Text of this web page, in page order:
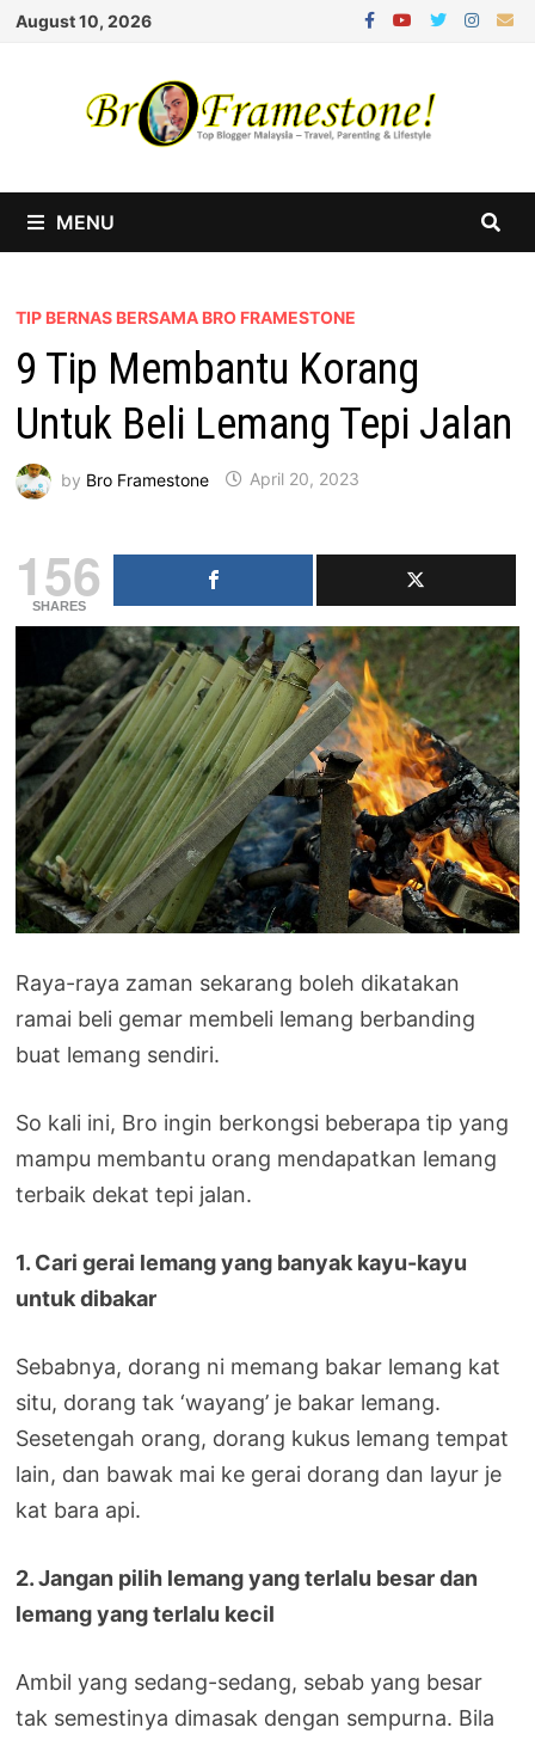
Skip
August 10, 2026
MENU
TIP BERNAS BERSAMA BRO FRAMESTONE
9 Tip Membantu Korang
Untuk Beli Lemang Tepi Jalan
by Bro Framestone April 20, 2023
156
SHARES
Raya-raya zaman sekarang boleh dikatakan
ramai beli gemar membeli lemang berbanding
buat lemang sendiri.
So kali ini, Bro ingin berkongsi beberapa tip yang
mampu membantu orang mendapatkan lemang
terbaik dekat tepi jalan.
1. Cari gerai lemang yang banyak kayu-kayu
untuk dibakar
Sebabnya, dorang ni memang bakar lemang kat
situ, dorang tak ‘wayang’ je bakar lemang.
Sesetengah orang, dorang kukus lemang tempat
lain, dan bawak mai ke gerai dorang dan layur je
kat bara api.
2. Jangan pilih lemang yang terlalu besar dan
lemang yang terlalu kecil
Ambil yang sedang-sedang, sebab yang besar
tak semestinya dimasak dengan sempurna. Bila